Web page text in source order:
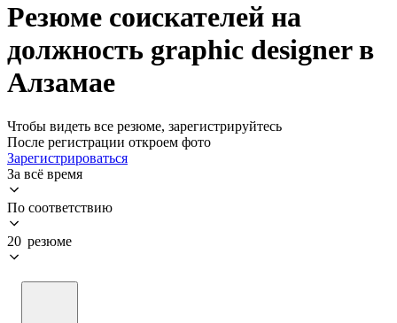
Резюме соискателей на
должность graphic designer в
Алзамае
Чтобы видеть все резюме, зарегистрируйтесь
После регистрации откроем фото
Зарегистрироваться
За всё время
По соответствию
20 резюме